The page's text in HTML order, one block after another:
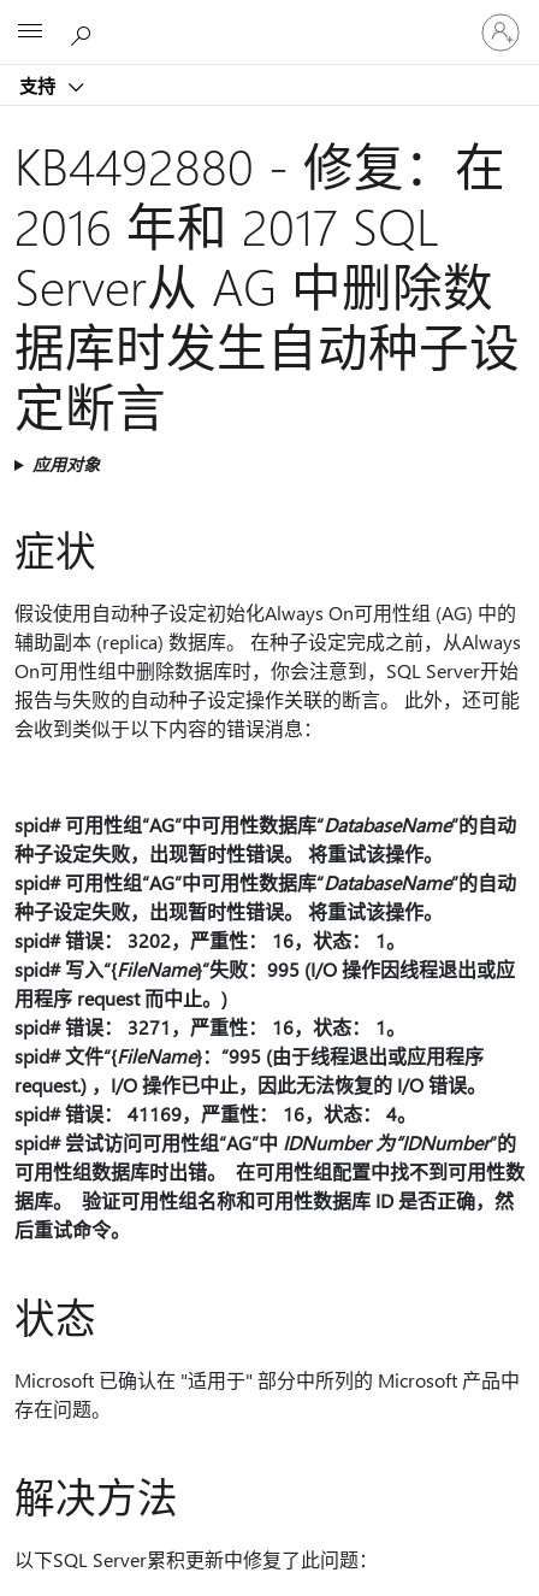
支持
请
登
录
帐
户
KB4492880 - 修复：在
2016 年和 2017 SQL
Server从 AG 中删除数
据库时发生自动种子设
定断言
应用对象
症状
假设使用自动种子设定初始化Always On可用性组 (AG) 中的
辅助副本 (replica) 数据库。 在种子设定完成之前，从Always
On可用性组中删除数据库时，你会注意到，SQL Server开始
报告与失败的自动种子设定操作关联的断言。 此外，还可能
会收到类似于以下内容的错误消息：
spid# 可用性组“AG”中可用性数据库“DatabaseName”的自动
种子设定失败，出现暂时性错误。 将重试该操作。
spid# 可用性组“AG”中可用性数据库“DatabaseName”的自动
种子设定失败，出现暂时性错误。 将重试该操作。
spid# 错误： 3202，严重性： 16，状态： 1。
spid# 写入“{FileName}”失败：995 (I/O 操作因线程退出或应
用程序 request 而中止。)
spid# 错误： 3271，严重性： 16，状态： 1。
spid# 文件“{FileName}：”995 (由于线程退出或应用程序
request.) ，I/O 操作已中止，因此无法恢复的 I/O 错误。
spid# 错误： 41169，严重性： 16，状态： 4。
spid# 尝试访问可用性组“AG”中 IDNumber 为“IDNumber”的
可用性组数据库时出错。 在可用性组配置中找不到可用性数
据库。 验证可用性组名称和可用性数据库 ID 是否正确，然
后重试命令。
状态
Microsoft 已确认在 "适用于" 部分中所列的 Microsoft 产品中
存在问题。
解决方法
以下SQL Server累积更新中修复了此问题：